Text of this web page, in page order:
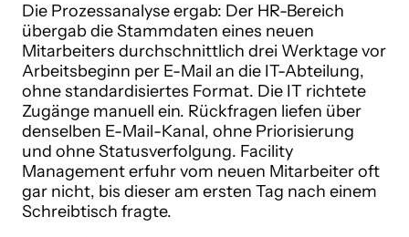
Die Prozessanalyse ergab: Der HR-Bereich
übergab die Stammdaten eines neuen
Mitarbeiters durchschnittlich drei Werktage vor
Arbeitsbeginn per E-Mail an die IT-Abteilung,
ohne standardisiertes Format. Die IT richtete
Zugänge manuell ein. Rückfragen liefen über
denselben E-Mail-Kanal, ohne Priorisierung
und ohne Statusverfolgung. Facility
Management erfuhr vom neuen Mitarbeiter oft
gar nicht, bis dieser am ersten Tag nach einem
Schreibtisch fragte.